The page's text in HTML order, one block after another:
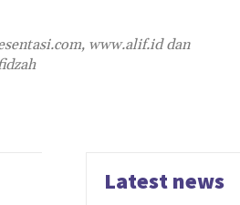
www.alif.id dan
Latest news